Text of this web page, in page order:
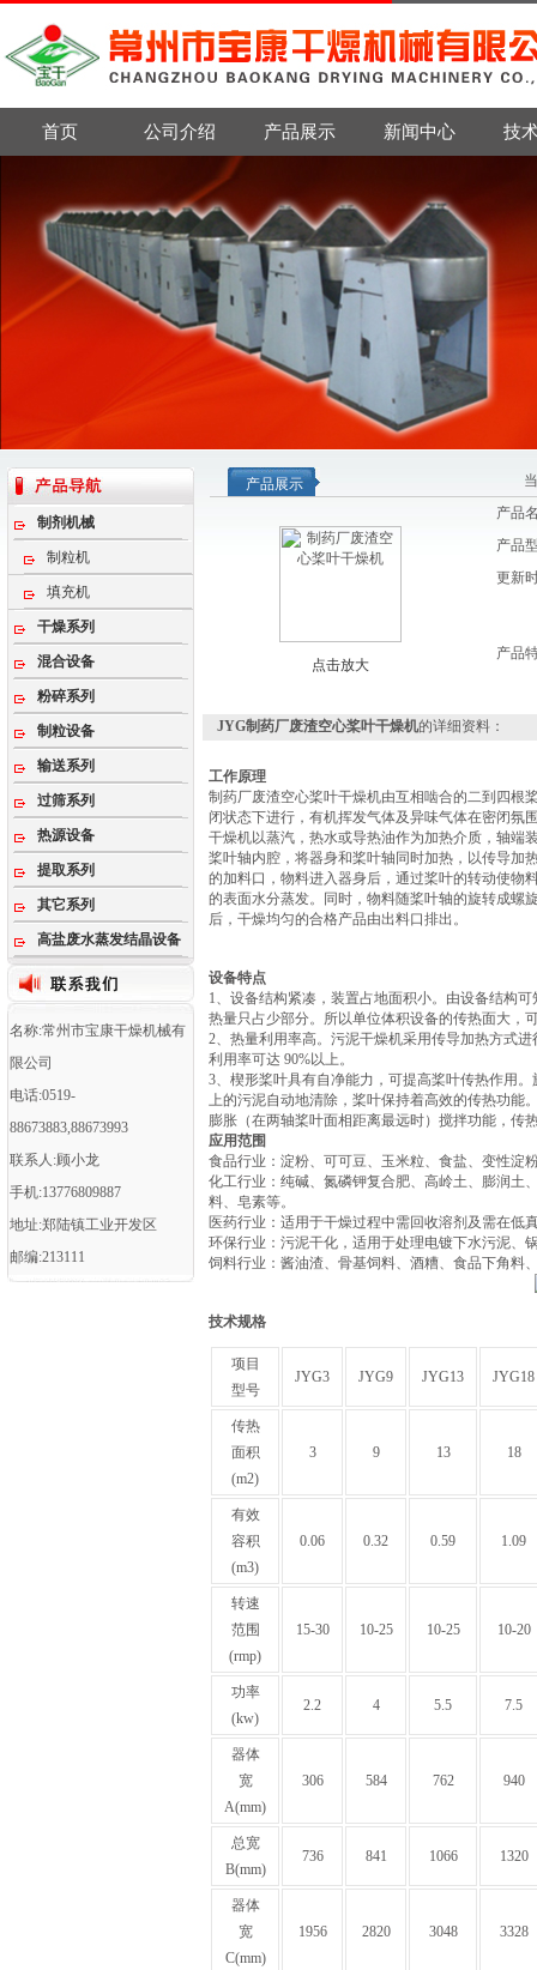
首页 公司介绍 产品展示 新闻中心 技
制剂机械
制粒机
填充机
干燥系列
混合设备
粉碎系列
制粒设备
输送系列
过筛系列
热源设备
提取系列
其它系列
高盐废水蒸发结晶设备
名称:常州市宝康干燥机械有
限公司
电话:0519-
88673883,88673993
联系人:顾小龙
手机:13776809887
地址:郑陆镇工业开发区
邮编:213111
产品展示
点击放大
产品
产品
更新
产品
JYG制药厂废渣空心桨叶干燥机的详细资料：
工作原理
制药厂废渣空心桨叶干燥机由互相啮合的二到四根
闭状态下进行，有机挥发气体及异味气体在密闭氛
干燥机以蒸汽，热水或导热油作为加热介质，轴端
桨叶轴内腔，将器身和桨叶轴同时加热，以传导加
的加料口，物料进入器身后，通过桨叶的转动使物
的表面水分蒸发。同时，物料随桨叶轴的旋转成螺
后，干燥均匀的合格产品由出料口排出。
设备特点
1、设备结构紧凑，装置占地面积小。由设备结构
热量只占少部分。所以单位体积设备的传热面大，
2、热量利用率高。污泥干燥机采用传导加热方式
利用率可达 90%以上。
3、楔形桨叶具有自净能力，可提高桨叶传热作用
上的污泥自动地清除，桨叶保持着高效的传热功能
膨胀（在两轴桨叶面相距离最远时）搅拌功能，传
应用范围
食品行业‌：淀粉、可可豆、玉米粒、食盐、变性淀
化工行业‌：纯碱、氮磷钾复合肥、高岭土、膨润土
料、皂素等‌。
医药行业‌：适用于干燥过程中需回收溶剂及需在低
环保行业‌：污泥干化，适用于处理电镀下水污泥、
饲料行业‌：酱油渣、骨基饲料、酒糟、食品下角料
技术规格
项目
型号
JYG3 JYG9 JYG13 JYG18
传热
面积
(m2)
3 9 13 18
有效
容积
(m3)
0.06 0.32 0.59 1.09
转速
范围
(rmp)
15-30 10-25 10-25 10-20
功率
(kw)
2.2 4 5.5 7.5
器体
宽
A(mm)
306 584 762 940
总宽
B(mm)
736 841 1066 1320
器体
宽
C(mm)
1956 2820 3048 3328